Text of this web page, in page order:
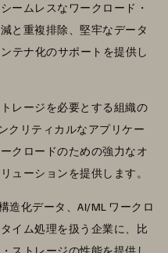
ームレスなワークロード・
と重複排除、堅牢なデータ
テナ化のサポートを提供し
レージを必要とする組織の
クリティカルなアプリケー
クロードのための強力なオ
ューションを提供します。
造化データ、AI/ML ワークロ
イム処理を扱う企業に、比